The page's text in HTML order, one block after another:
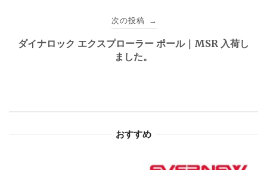
ゲ
次の投稿 →
ダイナロック エクスプローラー ポール｜MSR 入荷し
ました。
おすすめ